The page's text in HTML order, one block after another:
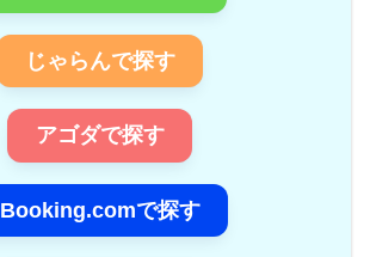
じゃらんで探す
アゴダで探す
Booking.comで探す